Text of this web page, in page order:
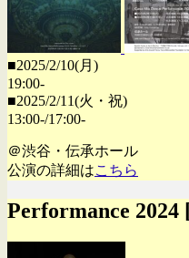
■2025/2/10(月)
19:00-
■2025/2/11(火・祝)
13:00-/17:00-
＠渋谷・伝承ホール
公演の詳細はこちら
Performance 2024